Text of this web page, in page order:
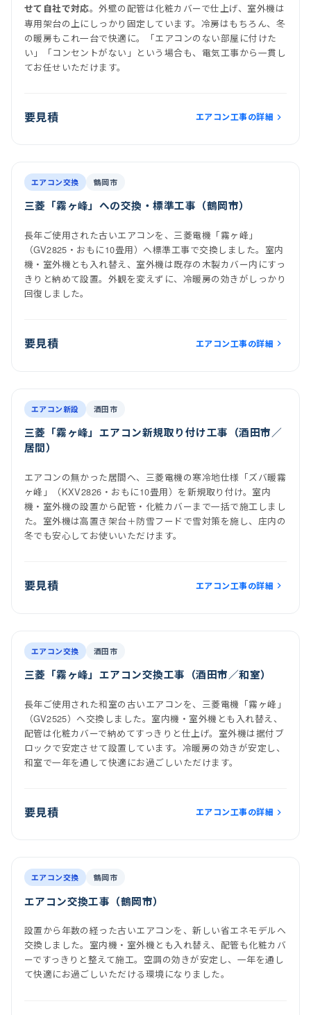
せて自社で対応。外壁の配管は化粧カバーで仕上げ、室外機は
専用架台の上にしっかり固定しています。冷房はもちろん、冬
の暖房もこれ一台で快適に。「エアコンのない部屋に付けた
い」「コンセントがない」という場合も、電気工事から一貫し
てお任せいただけます。
要見積 エアコン工事の詳細
施工後
エアコン交換 鶴岡市
三菱「霧ヶ峰」への交換・標準工事（鶴岡市）
長年ご使用された古いエアコンを、三菱電機「霧ヶ峰」
（GV2825・おもに10畳用）へ標準工事で交換しました。室内
機・室外機とも入れ替え、室外機は既存の木製カバー内にすっ
きりと納めて設置。外観を変えずに、冷暖房の効きがしっかり
回復しました。
要見積 エアコン工事の詳細
施工後
エアコン新設 酒田市
三菱「霧ヶ峰」エアコン新規取り付け工事（酒田市／
居間）
エアコンの無かった居間へ、三菱電機の寒冷地仕様「ズバ暖霧
ヶ峰」（KXV2826・おもに10畳用）を新規取り付け。室内
機・室外機の設置から配管・化粧カバーまで一括で施工しまし
た。室外機は高置き架台＋防雪フードで雪対策を施し、庄内の
冬でも安心してお使いいただけます。
要見積 エアコン工事の詳細
施工後
エアコン交換 酒田市
三菱「霧ヶ峰」エアコン交換工事（酒田市／和室）
長年ご使用された和室の古いエアコンを、三菱電機「霧ヶ峰」
（GV2525）へ交換しました。室内機・室外機とも入れ替え、
配管は化粧カバーで納めてすっきりと仕上げ。室外機は据付ブ
ロックで安定させて設置しています。冷暖房の効きが安定し、
和室で一年を通して快適にお過ごしいただけます。
要見積 エアコン工事の詳細
施工後
エアコン交換 鶴岡市
エアコン交換工事（鶴岡市）
設置から年数の経った古いエアコンを、新しい省エネモデルへ
交換しました。室内機・室外機とも入れ替え、配管も化粧カバ
ーですっきりと整えて施工。空調の効きが安定し、一年を通し
て快適にお過ごしいただける環境になりました。